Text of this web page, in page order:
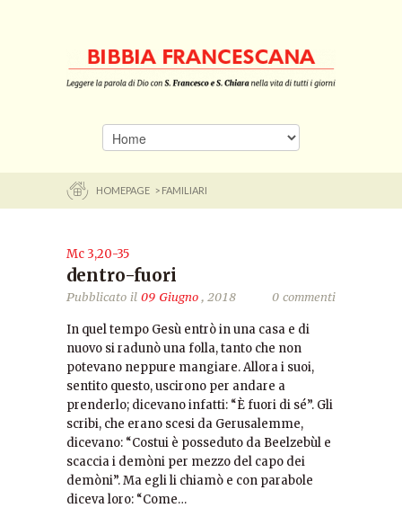
HOMEPAGE > FAMILIARI
Mc 3,20-35
dentro-fuori
Pubblicato il 09 Giugno, 2018 0 commenti
In quel tempo Gesù entrò in una casa e di
nuovo si radunò una folla, tanto che non
potevano neppure mangiare. Allora i suoi,
sentito questo, uscirono per andare a
prenderlo; dicevano infatti: “È fuori di sé”. Gli
scribi, che erano scesi da Gerusalemme,
dicevano: “Costui è posseduto da Beelzebùl e
scaccia i demòni per mezzo del capo dei
demòni”. Ma egli li chiamò e con parabole
diceva loro: “Come…